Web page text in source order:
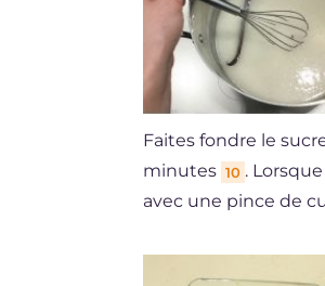
Faites fondre le
minutes 10 .
avec une pince de